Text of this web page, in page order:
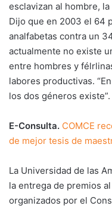
esclavizan al hombre,
Dijo que en 2003 el 64
analfabetas contra un
actualmente no existe
entre hombres y
labores productivas.
los dos géneros existe”.
E-Consulta. COMCE
de mejor tesis de
La Universidad de las
la entrega de premios
organizados por el